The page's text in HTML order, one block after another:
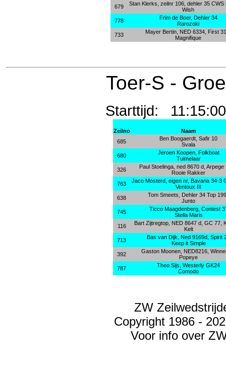
679
Stan Klerks, zeilnr 106, dehler 35 CWS
Wish
778
Frim de Boer, Dehler 34
Rarozoki
733
Mayer Bertin, NED 6334, First
Magnifique
Toer-S -
Starttijd:
Zeilno
Naam
685
Ben Boogaerdt, Safir 10
Svala
680
Jeroen Koopen, Folkboat
Tuimelaar
326
Paul Stoelinga, ned 8670 d, Arpege
Rooie Rakker
763
Jaco Mosterd, eigen nr, Bavaria 34-3
Ventoux III
638
Tom Smeets, Dehler 34 Top
Junto
745
Ticco Maagdenberg, Contest
Stella Maris
116
Bart Zijtregtop, NED 8647 d, GC 77,
Kelt
713
Bas van Dijk, Ned 9169d, Spirit
Keep it Simple
392
Gaston Moonen, NED8216,
Popeye
787
Theo Sijs, Westerly GK24
Comodo
ZW
Copyright 1986 -
Voor info over